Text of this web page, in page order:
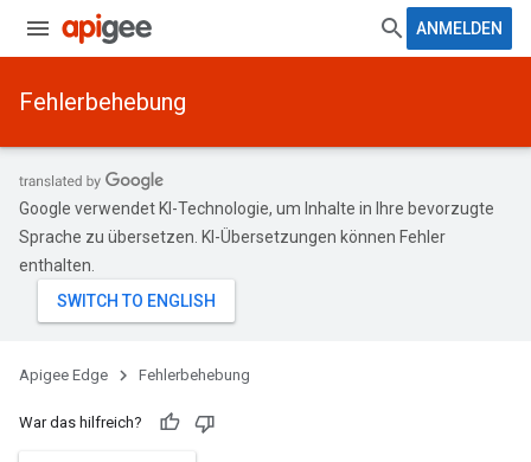
ANMELDEN
Fehlerbehebung
Google verwendet KI-Technologie, um Inhalte in Ihre bevorzugte
Sprache zu übersetzen. KI-Übersetzungen können Fehler
enthalten.
Apigee Edge Fehlerbehebung
War das hilfreich?